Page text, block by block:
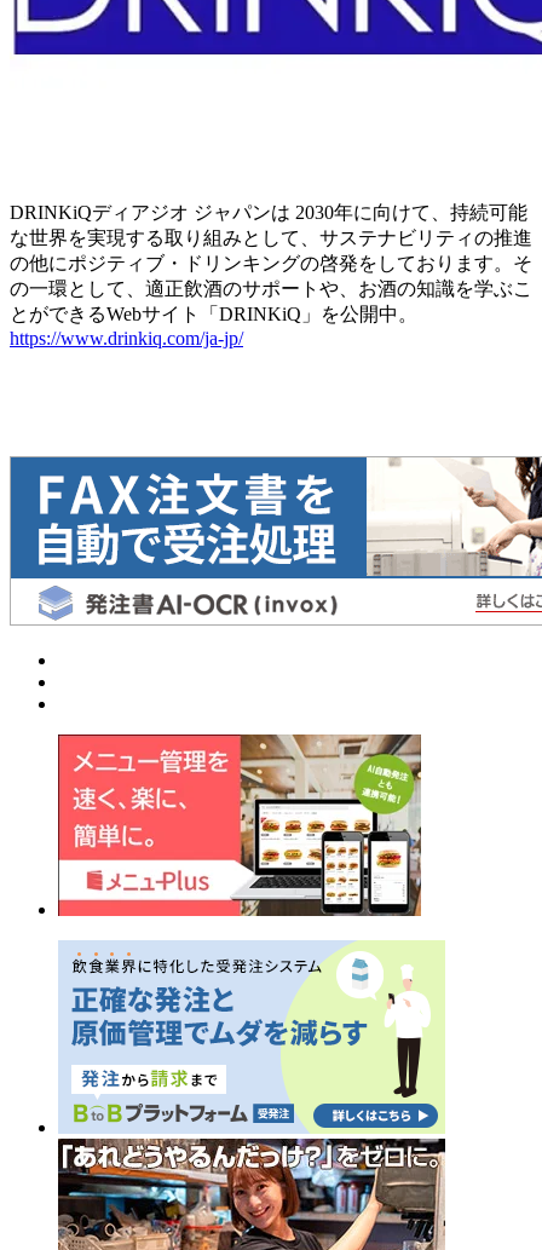
DRINKiQディアジオ ジャパンは 2030年に向けて、持続可能
な世界を実現する取り組みとして、サステナビリティの推進
の他にポジティブ・ドリンキングの啓発をしております。そ
の一環として、適正飲酒のサポートや、お酒の知識を学ぶこ
とができるWebサイト「DRINKiQ」を公開中。
https://www.drinkiq.com/ja-jp/